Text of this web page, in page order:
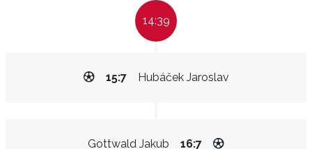
14:39
Hubáček Jaroslav
15:7
Gottwald Jakub 16:7